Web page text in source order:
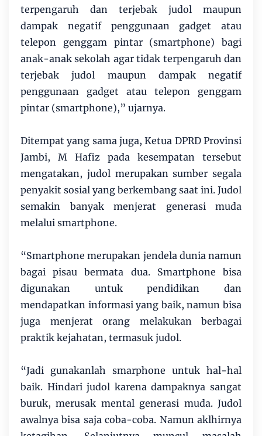
terpengaruh dan terjebak judol maupun
dampak negatif penggunaan gadget atau
telepon genggam pintar (smartphone) bagi
anak-anak sekolah agar tidak terpengaruh dan
terjebak judol maupun dampak negatif
penggunaan gadget atau telepon genggam
pintar (smartphone),” ujarnya.
Ditempat yang sama juga, Ketua DPRD Provinsi
Jambi, M Hafiz pada kesempatan tersebut
mengatakan, judol merupakan sumber segala
penyakit sosial yang berkembang saat ini. Judol
semakin banyak menjerat generasi muda
melalui smartphone.
“Smartphone merupakan jendela dunia namun
bagai pisau bermata dua. Smartphone bisa
digunakan untuk pendidikan dan
mendapatkan informasi yang baik, namun bisa
juga menjerat orang melakukan berbagai
praktik kejahatan, termasuk judol.
“Jadi gunakanlah smarphone untuk hal-hal
baik. Hindari judol karena dampaknya sangat
buruk, merusak mental generasi muda. Judol
awalnya bisa saja coba-coba. Namun aklhirnya